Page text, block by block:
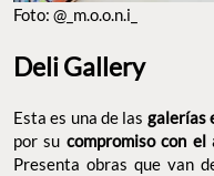
Foto: @_m.o.o.n.i_
Deli Gallery
Esta es una de las galerías
por su compromiso con
Presenta obras que van